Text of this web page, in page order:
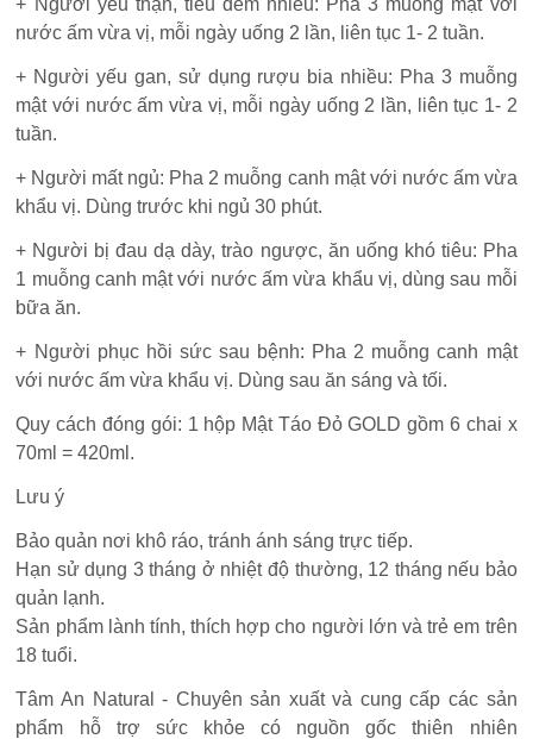
nước ấm vừa vị, mỗi ngày uống 2 lần, liên tục 1- 2 tuần.
+ Người yếu gan, sử dụng rượu bia nhiều: Pha 3 muỗng
mật với nước ấm vừa vị, mỗi ngày uống 2 lần, liên tục 1- 2
tuần.
+ Người mất ngủ: Pha 2 muỗng canh mật với nước ấm vừa
khẩu vị. Dùng trước khi ngủ 30 phút.
+ Người bị đau dạ dày, trào ngược, ăn uống khó tiêu: Pha
1 muỗng canh mật với nước ấm vừa khẩu vị, dùng sau mỗi
bữa ăn.
+ Người phục hồi sức sau bệnh: Pha 2 muỗng canh mật
với nước ấm vừa khẩu vị. Dùng sau ăn sáng và tối.
Quy cách đóng gói: 1 hộp Mật Táo Đỏ GOLD gồm 6 chai x
70ml = 420ml.
Lưu ý
Bảo quản nơi khô ráo, tránh ánh sáng trực tiếp.
Hạn sử dụng 3 tháng ở nhiệt độ thường, 12 tháng nếu bảo
quản lạnh.
Sản phẩm lành tính, thích hợp cho người lớn và trẻ em trên
18 tuổi.
Tâm An Natural - Chuyên sản xuất và cung cấp các sản
phẩm hỗ trợ sức khỏe có nguồn gốc thiên nhiên